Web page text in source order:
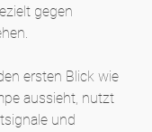
gegen
ersten Blick wie
aussieht, nutzt
und